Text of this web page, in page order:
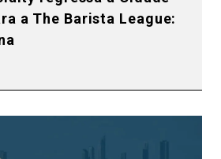
a The Barista League: